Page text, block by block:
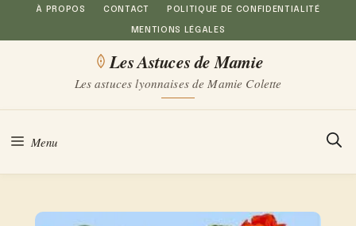
Aller
au
À PROPOS CONTACT POLITIQUE DE CONFIDENTIALITÉ
MENTIONS LÉGALES
Les Astuces de Mamie
Les astuces lyonnaises de Mamie Colette
Menu